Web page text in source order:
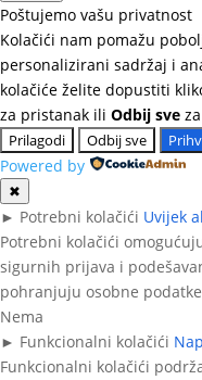
Poštujemo vašu privatnost
Kolačići nam pomažu
personalizirani sadržaj i
kolačiće želite dopustiti
za pristanak ili Odbij sve
Prilagodi Odbij sve
Powered by
✖
► Potrebni kolačići Uvijek
Potrebni kolačići
sigurnih prijava i
pohranjuju osobne
Nema
► Funkcionalni kolačići
Funkcionalni kolačići